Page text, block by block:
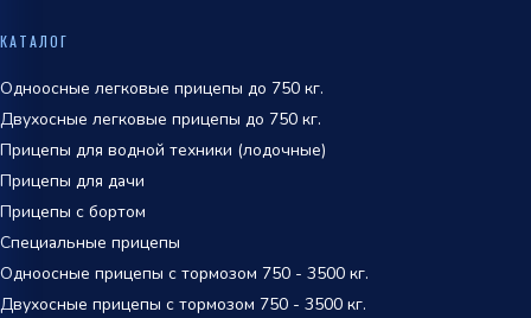
КАТАЛОГ
Одноосные легковые прицепы до 750 кг.
Двухосные легковые прицепы до 750 кг.
Прицепы для водной техники (лодочные)
Прицепы для дачи
Прицепы с бортом
Специальные прицепы
Одноосные прицепы с тормозом 750 - 3500 кг.
Двухосные прицепы с тормозом 750 - 3500 кг.